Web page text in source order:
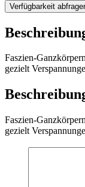
Verfügbarkeit
Faszien-
gezielt
Faszien-
gezielt